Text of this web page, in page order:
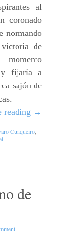
al
coronado
normando
de
fijaría a
sajón de
reading →
Cunqueiro
.
de